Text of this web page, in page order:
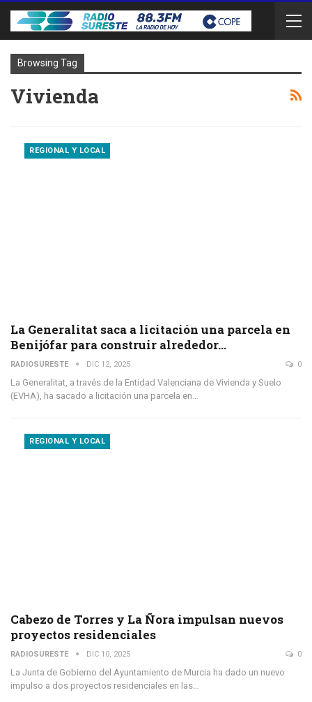
Browsing Tag
Vivienda
REGIONAL Y LOCAL
La Generalitat saca a licitación una parcela en
Benijófar para construir alrededor…
RADIOSURESTE DIC 12, 2025 0
La Generalitat, a través de la Entidad Valenciana de Vivienda y Suelo
(EVHA), ha sacado a licitación una parcela en…
REGIONAL Y LOCAL
Cabezo de Torres y La Ñora impulsan nuevos
proyectos residenciales
RADIOSURESTE DIC 10, 2025 0
La Junta de Gobierno del Ayuntamiento de Murcia ha dado un nuevo
impulso a dos proyectos residenciales en las…